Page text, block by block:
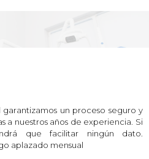
un proceso seguro y
a nuestros años de experiencia. Si
que facilitar ningún dato.
aplazado mensual